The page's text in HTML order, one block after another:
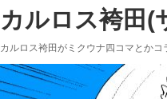
カルロス袴田(
カルロス袴田がミクウナ四コマとかコ